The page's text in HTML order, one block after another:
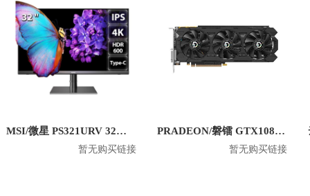
MSI/微星 PS321URV 32英寸4K显示屏
暂无购买链接
PRADEON/磐镭 GTX1080TI 8G 台式机电竞显卡
暂无购买链接